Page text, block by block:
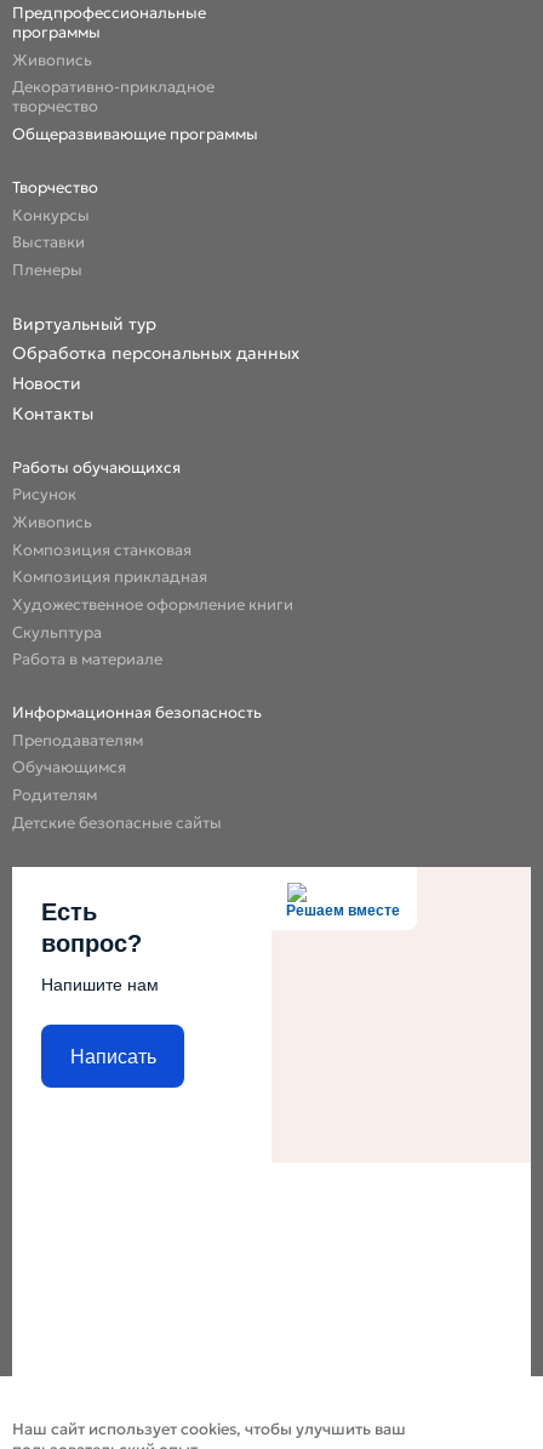
Предпрофессиональные
программы
Живопись
Декоративно-прикладное
творчество
Общеразвивающие программы
Творчество
Конкурсы
Выставки
Пленеры
Виртуальный тур
Обработка персональных данных
Новости
Контакты
Работы обучающихся
Рисунок
Живопись
Композиция станковая
Композиция прикладная
Художественное оформление книги
Скульптура
Работа в материале
Информационная безопасность
Преподавателям
Обучающимся
Родителям
Детские безопасные сайты
Решаем вместе
Есть
вопрос?
Напишите нам
Написать
Наш сайт использует cookies, чтобы улучшить ваш